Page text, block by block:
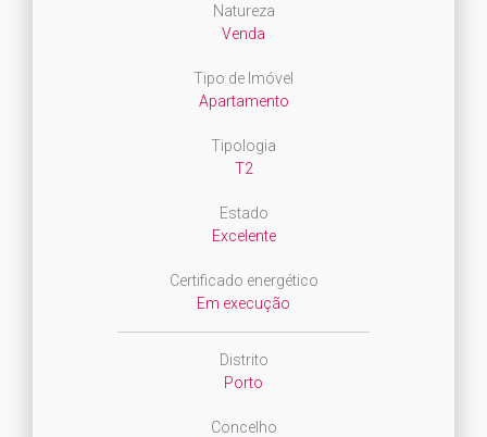
Natureza
Venda
Tipo de Imóvel
Apartamento
Tipologia
T2
Estado
Excelente
Certificado energético
Em execução
Distrito
Porto
Concelho